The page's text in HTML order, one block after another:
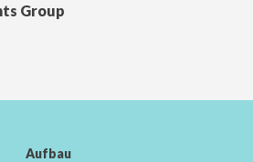
Group
Aufbau